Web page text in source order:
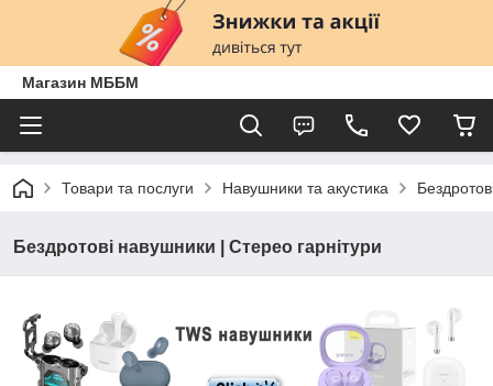
Магазин МББМ
Товари та послуги Навушники та акустика
Бездротові навушники | Стерео гарнітури